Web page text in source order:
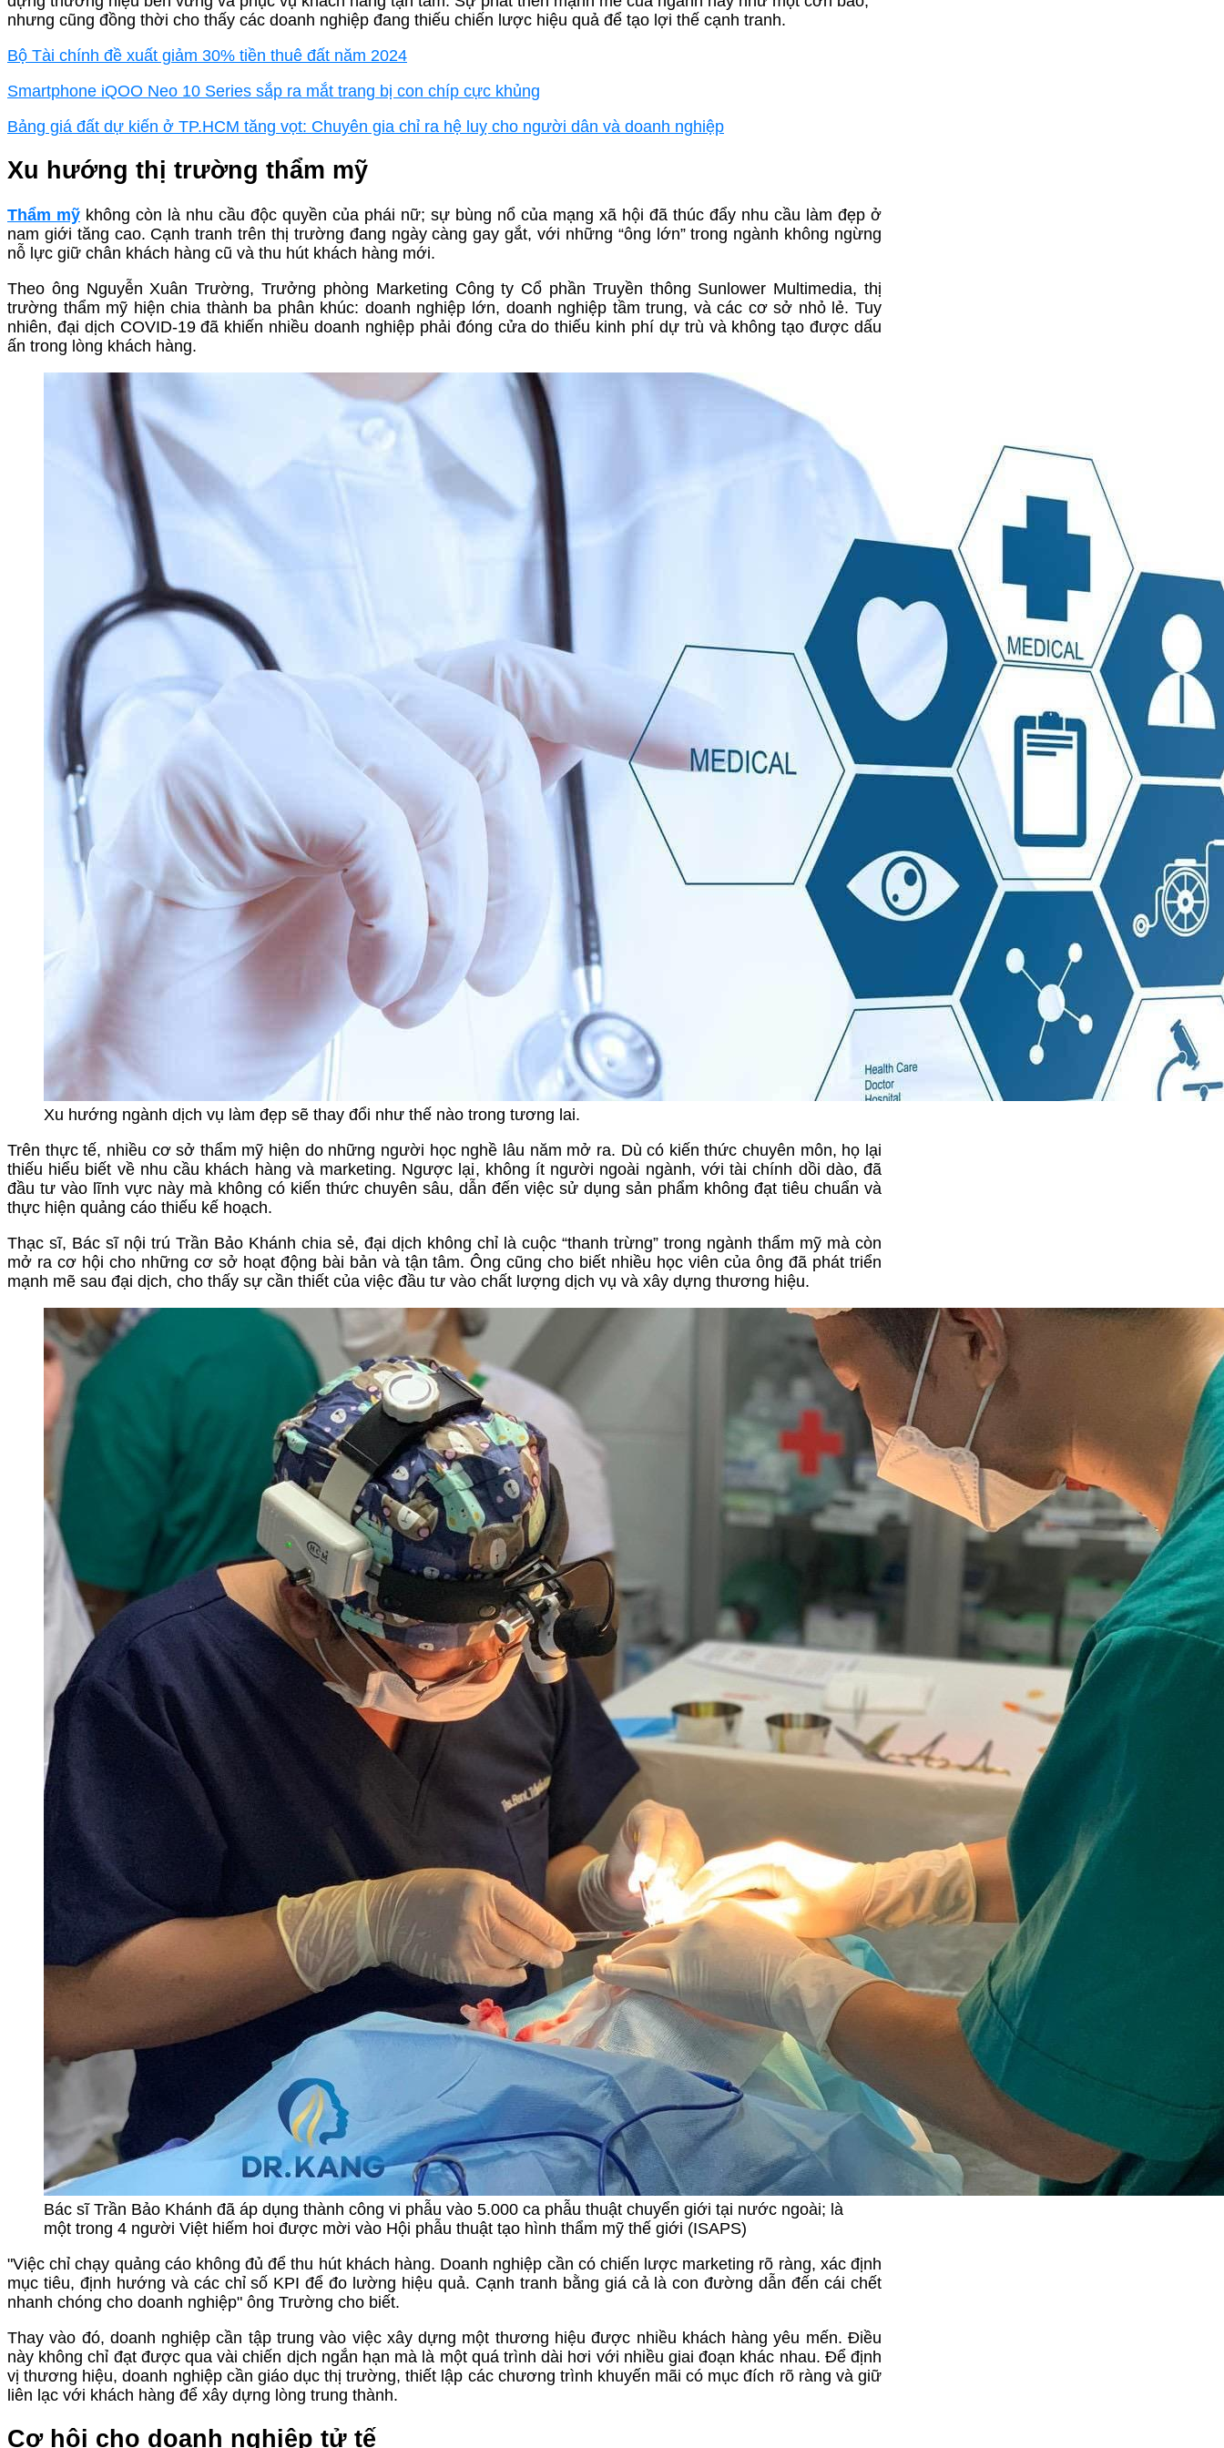
nhưng cũng đồng thời cho thấy các doanh nghiệp đang thiếu chiến lược hiệu quả để tạo lợi thế cạnh tranh.
Bộ Tài chính đề xuất giảm 30% tiền thuê đất năm 2024
Smartphone iQOO Neo 10 Series sắp ra mắt trang bị con chíp cực khủng
Bảng giá đất dự kiến ở TP.HCM tăng vọt: Chuyên gia chỉ ra hệ luỵ cho người dân và doanh nghiệp
Xu hướng thị trường thẩm mỹ
Thẩm mỹ không còn là nhu cầu độc quyền của phái nữ; sự bùng nổ của mạng xã hội đã thúc đẩy nhu cầu làm đẹp ở
nam giới tăng cao. Cạnh tranh trên thị trường đang ngày càng gay gắt, với những “ông lớn” trong ngành không ngừng
nỗ lực giữ chân khách hàng cũ và thu hút khách hàng mới.
Theo ông Nguyễn Xuân Trường, Trưởng phòng Marketing Công ty Cổ phần Truyền thông Sunlower Multimedia, thị
trường thẩm mỹ hiện chia thành ba phân khúc: doanh nghiệp lớn, doanh nghiệp tầm trung, và các cơ sở nhỏ lẻ. Tuy
nhiên, đại dịch COVID-19 đã khiến nhiều doanh nghiệp phải đóng cửa do thiếu kinh phí dự trù và không tạo được dấu
ấn trong lòng khách hàng.
Xu hướng ngành dịch vụ làm đẹp sẽ thay đổi như thế nào trong tương lai.
Trên thực tế, nhiều cơ sở thẩm mỹ hiện do những người học nghề lâu năm mở ra. Dù có kiến thức chuyên môn, họ lại
thiếu hiểu biết về nhu cầu khách hàng và marketing. Ngược lại, không ít người ngoài ngành, với tài chính dồi dào, đã
đầu tư vào lĩnh vực này mà không có kiến thức chuyên sâu, dẫn đến việc sử dụng sản phẩm không đạt tiêu chuẩn và
thực hiện quảng cáo thiếu kế hoạch.
Thạc sĩ, Bác sĩ nội trú Trần Bảo Khánh chia sẻ, đại dịch không chỉ là cuộc “thanh trừng” trong ngành thẩm mỹ mà còn
mở ra cơ hội cho những cơ sở hoạt động bài bản và tận tâm. Ông cũng cho biết nhiều học viên của ông đã phát triển
mạnh mẽ sau đại dịch, cho thấy sự cần thiết của việc đầu tư vào chất lượng dịch vụ và xây dựng thương hiệu.
Bác sĩ Trần Bảo Khánh đã áp dụng thành công vi phẫu vào 5.000 ca phẫu thuật chuyển giới tại nước ngoài; là
một trong 4 người Việt hiếm hoi được mời vào Hội phẫu thuật tạo hình thẩm mỹ thế giới (ISAPS)
"Việc chỉ chạy quảng cáo không đủ để thu hút khách hàng. Doanh nghiệp cần có chiến lược marketing rõ ràng, xác định
mục tiêu, định hướng và các chỉ số KPI để đo lường hiệu quả. Cạnh tranh bằng giá cả là con đường dẫn đến cái chết
nhanh chóng cho doanh nghiệp" ông Trường cho biết.
Thay vào đó, doanh nghiệp cần tập trung vào việc xây dựng một thương hiệu được nhiều khách hàng yêu mến. Điều
này không chỉ đạt được qua vài chiến dịch ngắn hạn mà là một quá trình dài hơi với nhiều giai đoạn khác nhau. Để định
vị thương hiệu, doanh nghiệp cần giáo dục thị trường, thiết lập các chương trình khuyến mãi có mục đích rõ ràng và giữ
liên lạc với khách hàng để xây dựng lòng trung thành.
Cơ hội cho doanh nghiệp tử tế